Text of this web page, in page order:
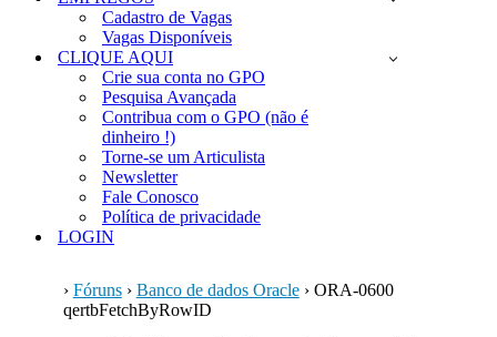
Cadastro de Vagas
Vagas Disponíveis
CLIQUE AQUI
Crie sua conta no GPO
Pesquisa Avançada
Contribua com o GPO (não é
dinheiro !)
Torne-se um Articulista
Newsletter
Fale Conosco
Política de privacidade
LOGIN
› Fóruns › Banco de dados Oracle › ORA-0600
qertbFetchByRowID